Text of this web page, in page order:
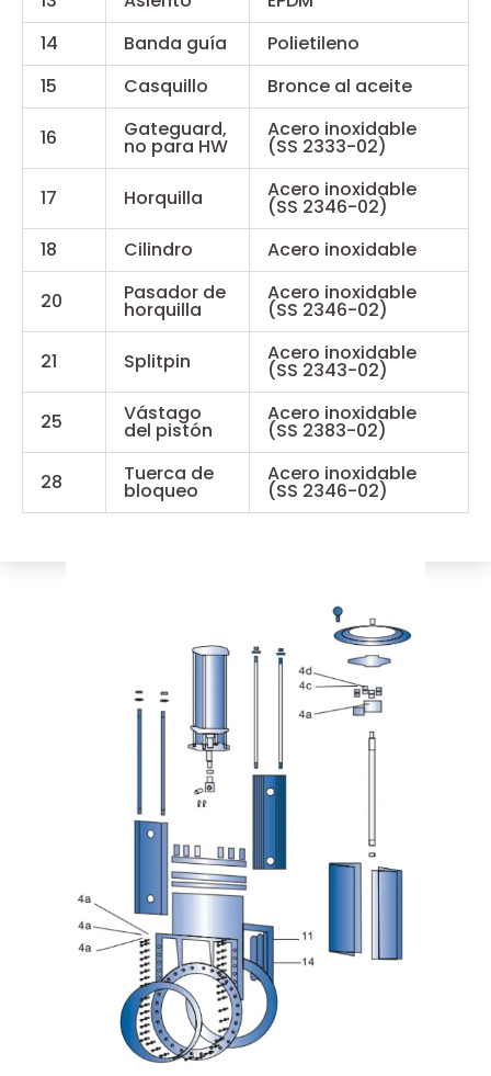
14
Banda guía
Polietileno
15
Casquillo Bronce al aceite
16 Gateguard,
no para HW
Acero inoxidable
(SS 2333-02)
17 Horquilla Acero inoxidable
(SS 2346-02)
18
Cilindro Acero inoxidable
20 Pasador de
horquilla
Acero inoxidable
(SS 2346-02)
21 Splitpin Acero inoxidable
(SS 2343-02)
25 Vástago
del pistón
Acero inoxidable
(SS 2383-02)
28 Tuerca de
bloqueo
Acero inoxidable
(SS 2346-02)